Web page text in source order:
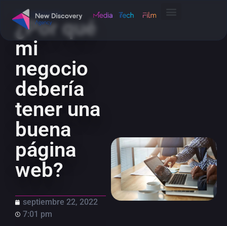
Sin categoría
¿Por qué
mi
negocio
debería
tener una
buena
página
web?
septiembre 22, 2022
7:01 pm